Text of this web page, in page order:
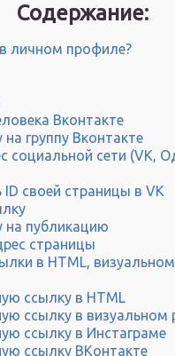
Содержание:
личном профиле?
Вконтакте
группу Вконтакте
социальной сети (VK,
своей страницы в VK
на публикацию
страницы
в HTML,
ссылку в HTML
ссылку в визуальном
ссылку в Инстаграме
ссылку ВКонтакте